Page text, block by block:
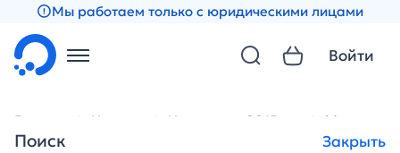
Мы работаем только с юридическими лицами
Поиск Закрыть
Войти
Главная Новости Новости за 2015 год Мечты о